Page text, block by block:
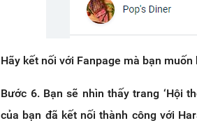
Hãy kết nối với Fanpage mà bạn
Bước 6. Bạn sẽ nhìn thấy trang ‘Hội
của bạn đã kết nối thành công với